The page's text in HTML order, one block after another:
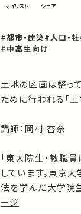
マイリスト シェア
#都市・建築#人口・
#中高生向け
土地の区画は整っ
ために行われる「
講師：岡村 杏奈
「東大院生・教職
しています。東京
法を学んだ大学院
ージ